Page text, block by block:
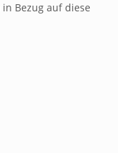
Bezug auf diese